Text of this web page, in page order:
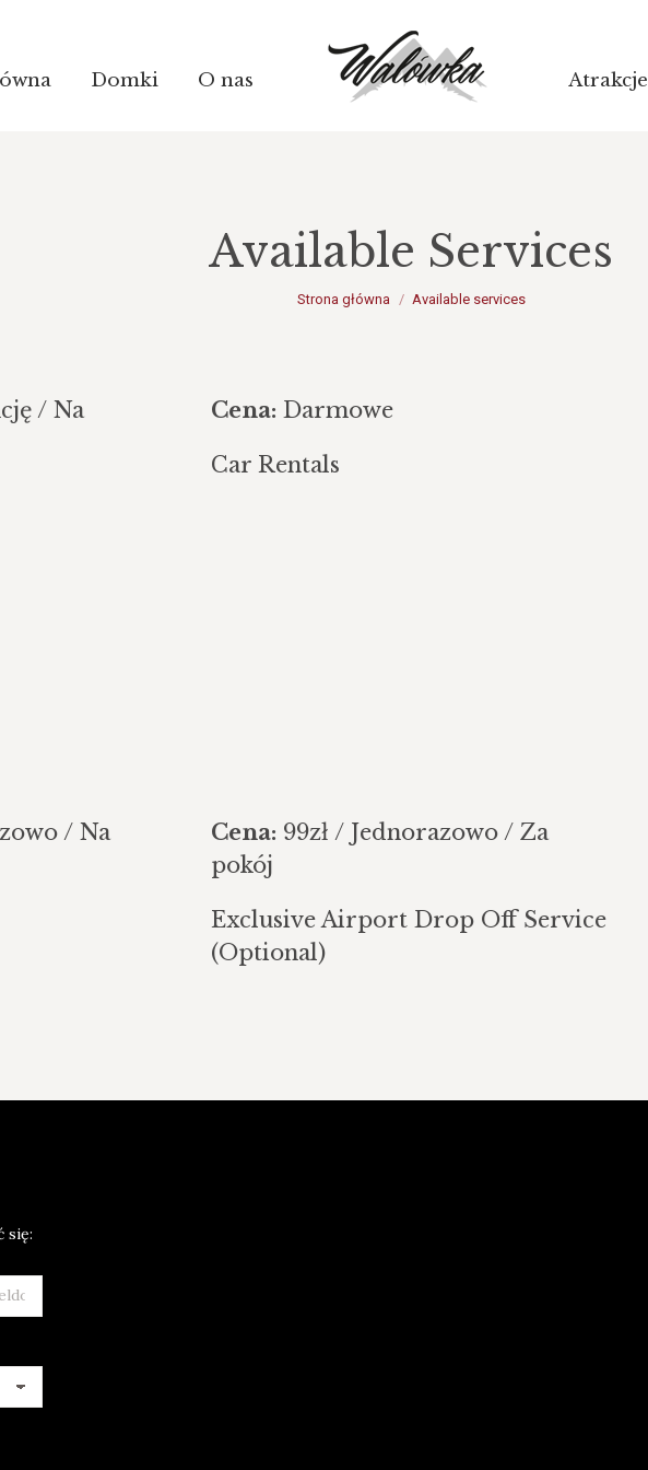
Domki O nas Atrakcje
Available Services
Jesteś tutaj:
Strona główna Available services
/ Na
Car Rentals
Cena: Darmowe
/ Na
Exclusive Airport Drop Off Service
(Optional)
Cena: 99zł / Jednorazowo / Za
pokój
się: